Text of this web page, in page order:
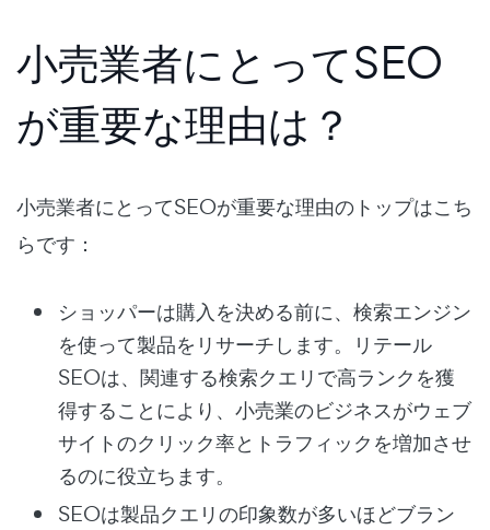
小売業者にとってSEO
が重要な理由は？
小売業者にとってSEOが重要な理由のトップはこち
らです：
ショッパーは購入を決める前に、検索エンジン
を使って製品をリサーチします。リテール
SEOは、関連する検索クエリで高ランクを獲
得することにより、小売業のビジネスがウェブ
サイトのクリック率とトラフィックを増加させ
るのに役立ちます。
SEOは製品クエリの印象数が多いほどブラン